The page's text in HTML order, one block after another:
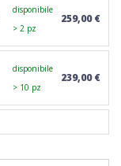
disponibile
> 2 pz
259,00 €
disponibile
> 10 pz
239,00 €